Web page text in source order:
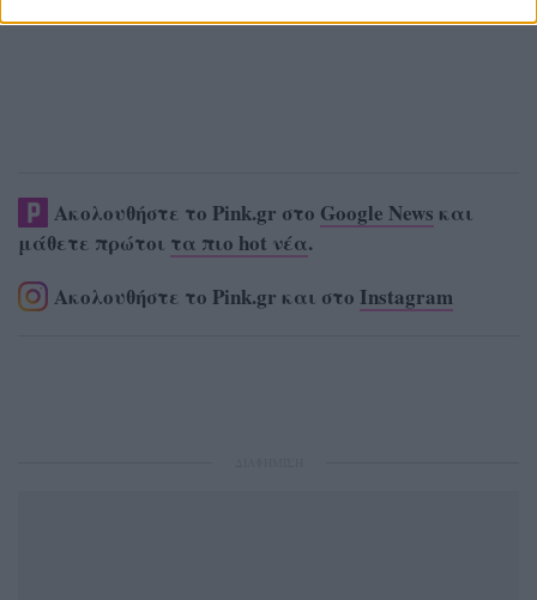
Ακολουθήστε το Pink.gr στο Google News και
μάθετε πρώτοι τα πιο hot νέα.
Ακολουθήστε το Pink.gr και στο Instagram